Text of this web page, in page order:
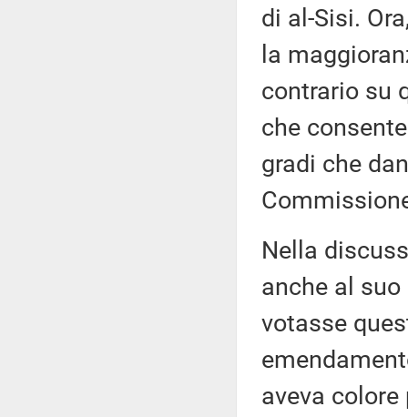
di al-Sisi.
la
contrario su
che
gradi che
Nella
anche al
votasse
aveva